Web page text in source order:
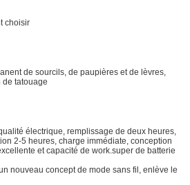
choisir
de sourcils, de paupières et de lèvres,
de tatouage
électrique, remplissage de deux heures,
2-5 heures, charge immédiate, conception
et capacité de work.super de batterie
nouveau concept de mode sans fil, enlève le